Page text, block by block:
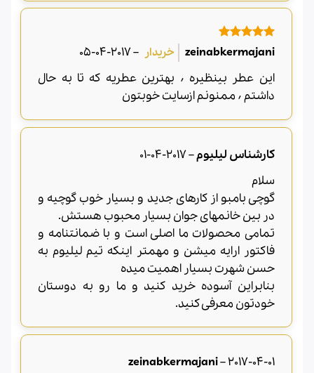
امتیاز5از
5
zeinabkermajani
–
2017-04-05
این عطر بینظیره ٬ بهترین عطریه که تا به حال
داشتم ٬ ممنونم ازسایت خوبتون
کارشناس لیلیوم–
2017-04-01
سلام
گوچی بامبو از کارهای جدید و بسیار خوب گوچیه و
در بین خانمهای جوان بسیار محبوب هستش.
تمامی محصولات ما اصلی است و با ضمانتنامه و
فاکتور ارایه میشن و مهمتر اینکه تیم لیلیوم به
حسن شهرت بسیار اهمیت میده
بنابراین آسوده خرید کنید و ما رو به دوستان
خودتون معرفی کنید.
zeinabkermajani–2017-04-01